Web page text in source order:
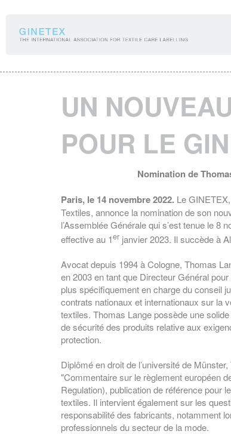
UN
POUR LE
Nomination de
Paris, le 14 novembre 2022. Le
Textiles, annonce la nomination de son
l’Assemblée Générale qui s’est tenue le 8
effective au 1er janvier 2023. Il succède à
Avocat depuis 1994 à Cologne, Thomas
en 2003 en tant que Directeur Général
plus spécifiquement en charge du conseil
contrats nationaux et internationaux sur la
textiles. Thomas Lange possède une
de sécurité des produits relative aux
protection.
Diplômé en droit de l’université de
"Commentaire sur le règlement européen
Regulation), publication de référence pour
textiles. Il intervient également sur les
responsabilité des fabricants, notamment
professionnels du secteur de la mode.